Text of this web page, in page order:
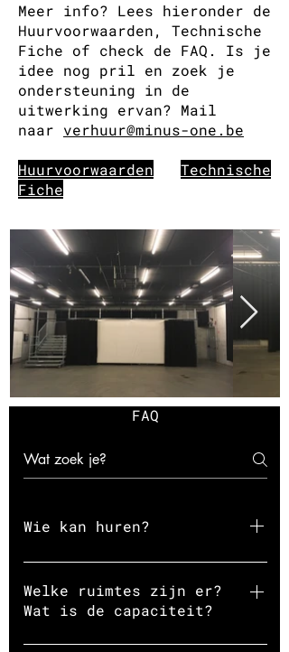
Meer info? Lees hieronder de
Huurvoorwaarden, Technische
Fiche of check de FAQ . Is je
idee nog pril en zoek je
ondersteuning in de
uitwerking ervan? Mail
naar verhuur@minus-one.be
Huurvoorwaarden
Technische
Fiche
FAQ
Wie kan huren?
Jongeren (tussen 15 en 30
jaar) en projecten uit de
RabotwijkCulturele
Welke ruimtes zijn er?
Wat is de capaciteit?